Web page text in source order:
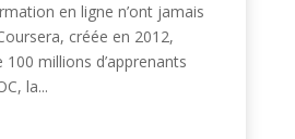
en ligne n’ont jamais
créée en 2012,
millions d’apprenants
la...